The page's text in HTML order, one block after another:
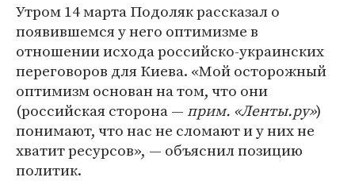
Утром 14 марта Подоляк рассказал о
появившемся у него оптимизме в
отношении исхода российско-украинских
переговоров для Киева. «Мой осторожный
оптимизм основан на том, что они
(российская сторона — прим. «Ленты.ру»)
понимают, что нас не сломают и у них не
хватит ресурсов», — объяснил позицию
политик.